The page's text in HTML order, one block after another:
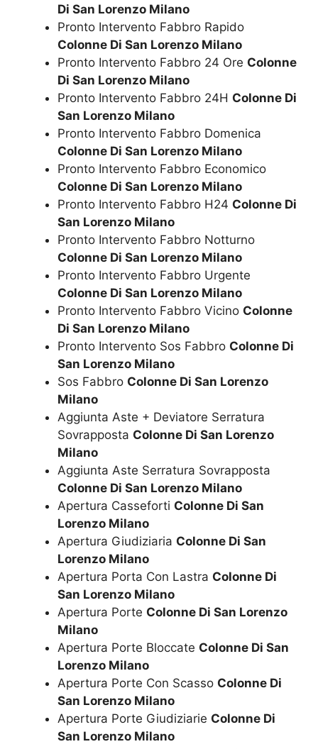
Di San Lorenzo Milano
Pronto Intervento Fabbro Rapido
Colonne Di San Lorenzo Milano
Pronto Intervento Fabbro 24 Ore Colonne
Di San Lorenzo Milano
Pronto Intervento Fabbro 24H Colonne Di
San Lorenzo Milano
Pronto Intervento Fabbro Domenica
Colonne Di San Lorenzo Milano
Pronto Intervento Fabbro Economico
Colonne Di San Lorenzo Milano
Pronto Intervento Fabbro H24 Colonne Di
San Lorenzo Milano
Pronto Intervento Fabbro Notturno
Colonne Di San Lorenzo Milano
Pronto Intervento Fabbro Urgente
Colonne Di San Lorenzo Milano
Pronto Intervento Fabbro Vicino Colonne
Di San Lorenzo Milano
Pronto Intervento Sos Fabbro Colonne Di
San Lorenzo Milano
Sos Fabbro Colonne Di San Lorenzo
Milano
Aggiunta Aste + Deviatore Serratura
Sovrapposta Colonne Di San Lorenzo
Milano
Aggiunta Aste Serratura Sovrapposta
Colonne Di San Lorenzo Milano
Apertura Casseforti Colonne Di San
Lorenzo Milano
Apertura Giudiziaria Colonne Di San
Lorenzo Milano
Apertura Porta Con Lastra Colonne Di
San Lorenzo Milano
Apertura Porte Colonne Di San Lorenzo
Milano
Apertura Porte Bloccate Colonne Di San
Lorenzo Milano
Apertura Porte Con Scasso Colonne Di
San Lorenzo Milano
Apertura Porte Giudiziarie Colonne Di
San Lorenzo Milano